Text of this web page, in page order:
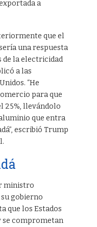
a
que el
una respuesta
de la electricidad
a las
“He
para que
25%, llevándolo
que entra
escribió Trump
ministro
su gobierno
que los Estados
se comprometan